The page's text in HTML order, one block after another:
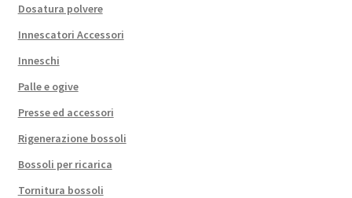
Dosatura polvere
Innescatori Accessori
Inneschi
Palle e ogive
Presse ed accessori
Rigenerazione bossoli
Bossoli per ricarica
Tornitura bossoli